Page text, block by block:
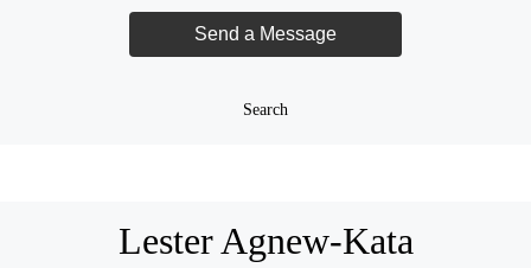
Search
Lester Agnew-Kata